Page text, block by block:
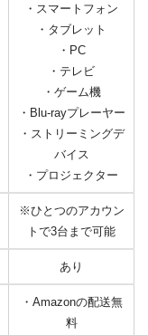
・スマートフォン
・タブレット
・PC
・テレビ
・ゲーム機
・Blu-rayプレーヤー
・ストリーミングデ
バイス
・プロジェクター
※ひとつのアカウン
トで3台まで可能
あり
・Amazonの配送無
料